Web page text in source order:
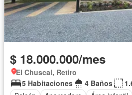
$ 18.000.000/mes
El Chuscal, Retiro
5 Habitaciones
4 Baños